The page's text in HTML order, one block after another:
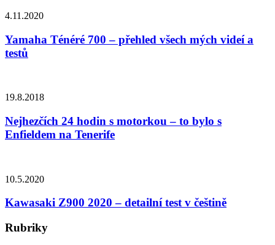
4.11.2020
Yamaha Ténéré 700 – přehled všech mých videí a
testů
19.8.2018
Nejhezčích 24 hodin s motorkou – to bylo s
Enfieldem na Tenerife
10.5.2020
Kawasaki Z900 2020 – detailní test v češtině
Rubriky